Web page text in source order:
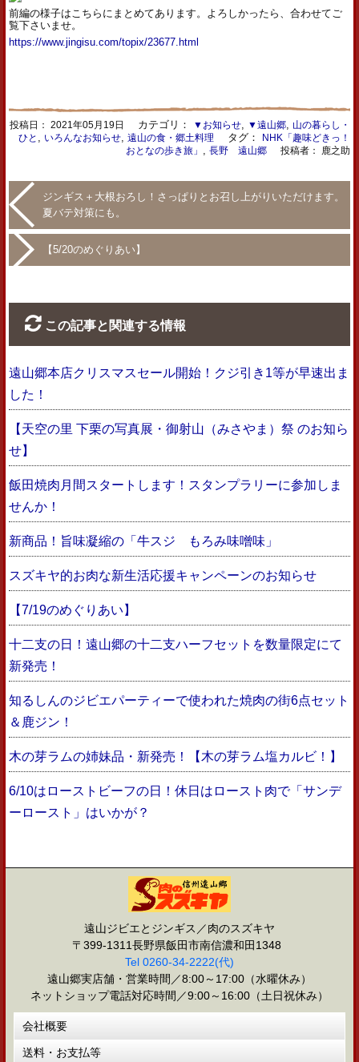
前編の様子はこちらにまとめてあります。よろしかったら、合わせてご
覧下さいませ。
https://www.jingisu.com/topix/23677.html
投稿日： 2021年05月19日 カテゴリ： ▼お知らせ, ▼遠山郷,
山の暮らし・
ひと
いろんなお知らせ, 遠山の食・郷土料理 タグ：
NHK「趣味どきっ！
おとなの歩き旅」
長野 遠山郷 投稿者： 鹿之助
ジンギス＋大根おろし！さっぱりとお召し上がりいただけます。
夏バテ対策にも。
【5/20のめぐりあい】
この記事と関連する情報
遠山郷本店クリスマスセール開始！クジ引き1等が早速出ま
した！
【天空の里 下栗の写真展・御射山（みさやま）祭 のお知ら
せ】
飯田焼肉月間スタートします！スタンプラリーに参加しま
せんか！
新商品！旨味凝縮の「牛スジ もろみ味噌味」
スズキヤ的お肉な新生活応援キャンペーンのお知らせ
【7/19のめぐりあい】
十二支の日！遠山郷の十二支ハーフセットを数量限定にて
新発売！
知るしんのジビエパーティーで使われた焼肉の街6点セット
＆鹿ジン！
木の芽ラムの姉妹品・新発売！【木の芽ラム塩カルビ！】
6/10はローストビーフの日！休日はロースト肉で「サンデ
ーロースト」はいかが？
遠山ジビエとジンギス／肉のスズキヤ
〒399-1311長野県飯田市南信濃和田1348
Tel 0260-34-2222(代)
遠山郷実店舗・営業時間／8:00～17:00（水曜休み）
ネットショップ電話対応時間／9:00～16:00（土日祝休み）
会社概要
送料・お支払等